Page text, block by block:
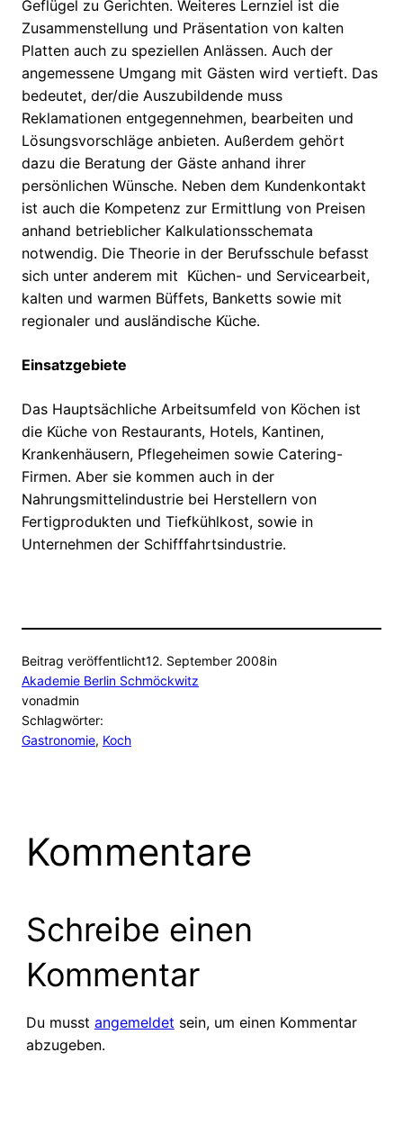
Geflügel zu Gerichten. Weiteres Lernziel ist die
Zusammenstellung und Präsentation von kalten
Platten auch zu speziellen Anlässen. Auch der
angemessene Umgang mit Gästen wird vertieft. Das
bedeutet, der/die Auszubildende muss
Reklamationen entgegennehmen, bearbeiten und
Lösungsvorschläge anbieten. Außerdem gehört
dazu die Beratung der Gäste anhand ihrer
persönlichen Wünsche. Neben dem Kundenkontakt
ist auch die Kompetenz zur Ermittlung von Preisen
anhand betrieblicher Kalkulationsschemata
notwendig. Die Theorie in der Berufsschule befasst
sich unter anderem mit Küchen- und Servicearbeit,
kalten und warmen Büffets, Banketts sowie mit
regionaler und ausländische Küche.
Einsatzgebiete
Das Hauptsächliche Arbeitsumfeld von Köchen ist
die Küche von Restaurants, Hotels, Kantinen,
Krankenhäusern, Pflegeheimen sowie Catering-
Firmen. Aber sie kommen auch in der
Nahrungsmittelindustrie bei Herstellern von
Fertigprodukten und Tiefkühlkost, sowie in
Unternehmen der Schifffahrtsindustrie.
Beitrag veröffentlicht12. September 2008in
Akademie Berlin Schmöckwitz
vonadmin
Schlagwörter:
Gastronomie, Koch
Kommentare
Schreibe einen
Kommentar
Du musst angemeldet sein, um einen Kommentar
abzugeben.